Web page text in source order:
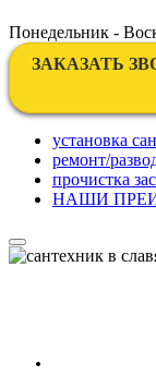
Понедельник -
ЗАКАЗАТЬ
установка
ремонт/
прочистка
НАШИ